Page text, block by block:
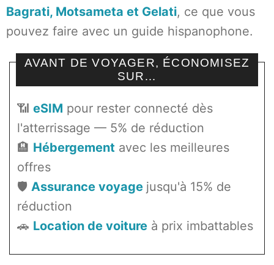
Bagrati, Motsameta et Gelati, ce que vous
pouvez faire avec un guide hispanophone.
AVANT DE VOYAGER, ÉCONOMISEZ
SUR…
📶 eSIM pour rester connecté dès
l'atterrissage — 5% de réduction
🏨 Hébergement avec les meilleures
offres
🛡️ Assurance voyage jusqu'à 15% de
réduction
🚗 Location de voiture à prix imbattables